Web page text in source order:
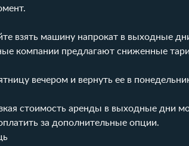
взять машину напрокат в выходные
компании предлагают сниженные
вечером и вернуть ее в
стоимость аренды в выходные дни
за дополнительные опции.